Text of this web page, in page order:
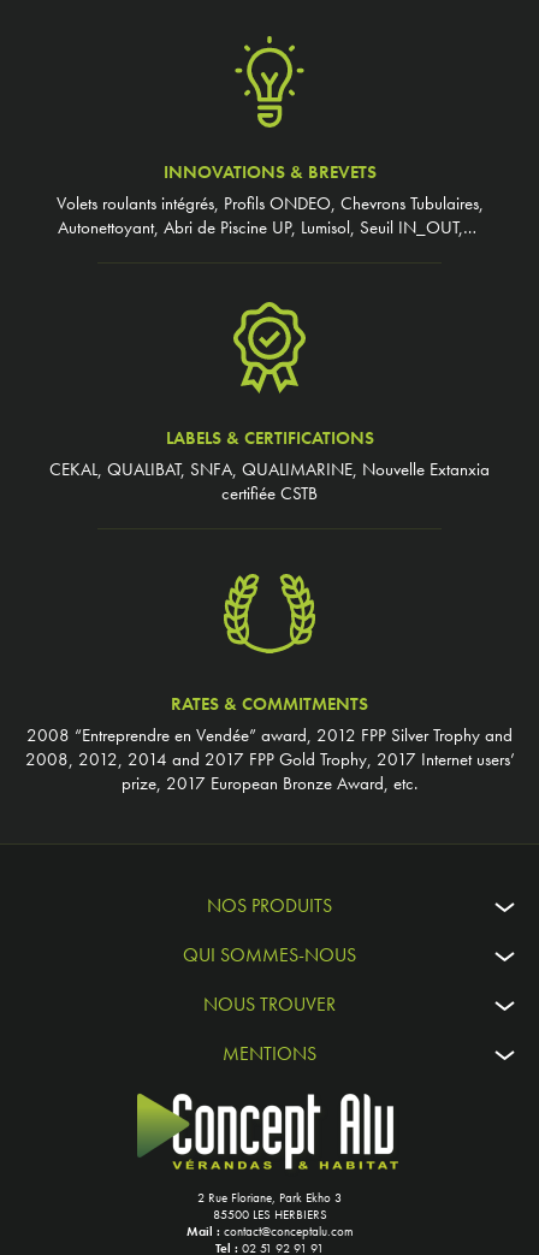
INNOVATIONS & BREVETS
Volets roulants intégrés, Profils ONDEO, Chevrons Tubulaires,
Autonettoyant, Abri de Piscine UP, Lumisol, Seuil IN_OUT,…
LABELS & CERTIFICATIONS
CEKAL, QUALIBAT, SNFA, QUALIMARINE, Nouvelle Extanxia
certifiée CSTB
RATES & COMMITMENTS
2008 “Entreprendre en Vendée” award, 2012 FPP Silver Trophy and
2008, 2012, 2014 and 2017 FPP Gold Trophy, 2017 Internet users’
prize, 2017 European Bronze Award, etc.
NOS PRODUITS
QUI SOMMES-NOUS
NOUS TROUVER
MENTIONS
2 Rue Floriane, Park Ekho 3
85500 LES HERBIERS
Mail : contact@conceptalu.com
Tel : 02 51 92 91 91